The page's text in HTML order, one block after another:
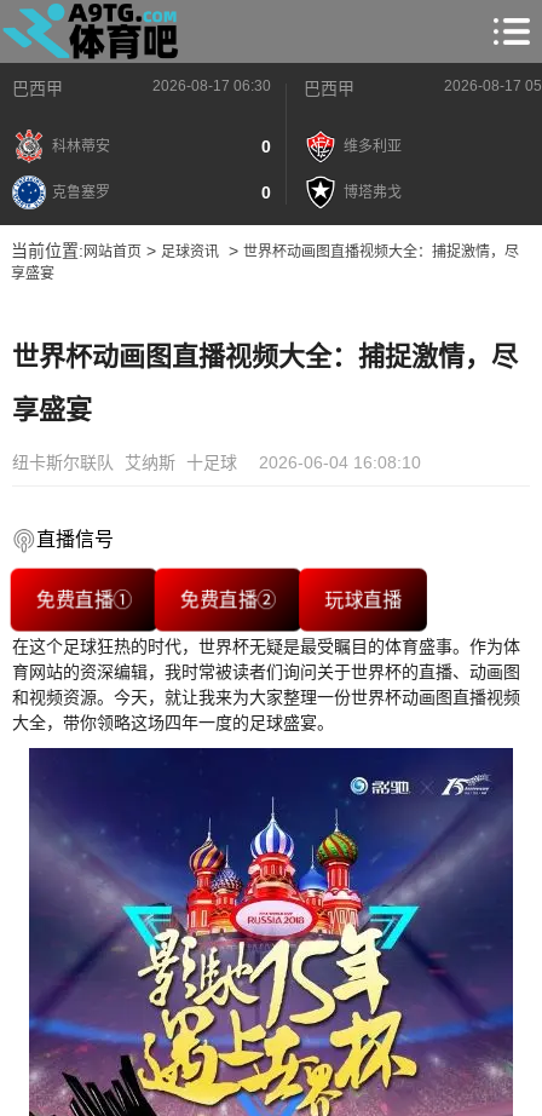
巴西甲 2026-08-17 06:30
科林蒂安 0
克鲁塞罗 0
巴西甲 2026-08-17
维多利亚
博塔弗戈
当前位置: 网站首页> 足球资讯> 世界杯动画图直播视频大全：捕捉激情，尽
享盛宴
世界杯动画图直播视频大全：捕捉激情，尽
享盛宴
纽卡斯尔联队 艾纳斯 十足球 2026-06-04 16:08:10
直播信号
免费直播① 免费直播② 玩球直播
在这个足球狂热的时代，世界杯无疑是最受瞩目的体育盛事。作为体
育网站的资深编辑，我时常被读者们询问关于世界杯的直播、动画图
和视频资源。今天，就让我来为大家整理一份世界杯动画图直播视频
大全，带你领略这场四年一度的足球盛宴。